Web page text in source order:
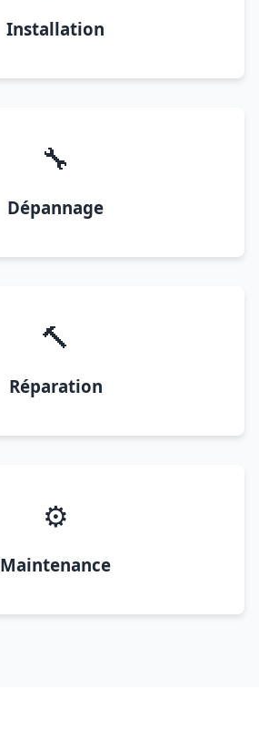
Installation
🔧
Dépannage
🔨
Réparation
⚙️
Maintenance